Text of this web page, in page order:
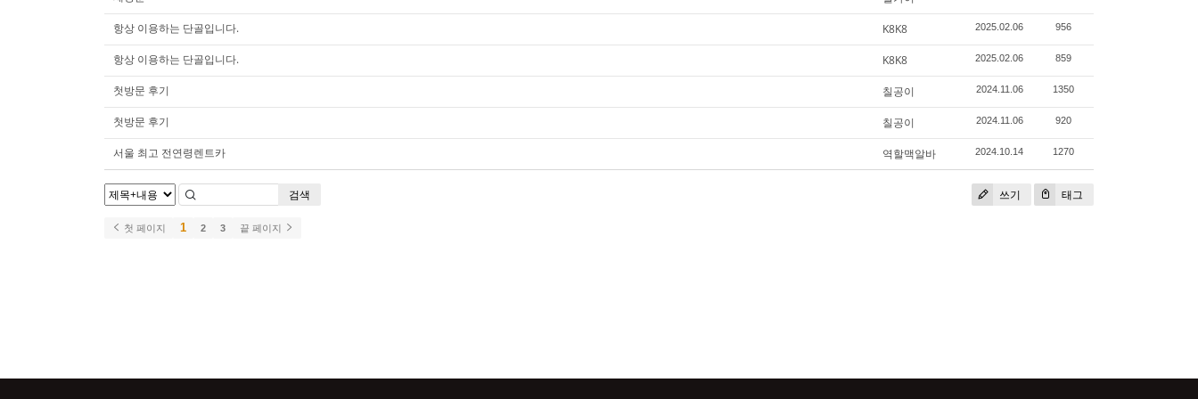
항상 이용하는 단골입니다. K8K8 2025.02.06 956
항상 이용하는 단골입니다. K8K8 2025.02.06 859
첫방문 후기 칠공이 2024.11.06 1350
첫방문 후기 칠공이 2024.11.06 920
서울 최고 전연령렌트카 역할맥알바 2024.10.14 1270
쓰기 태그
검색
첫 페이지 1 2 3 끝 페이지